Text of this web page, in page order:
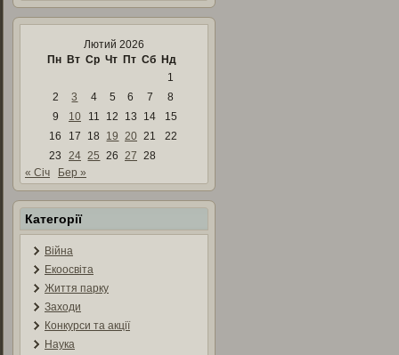
Лютий 2026
Пн Вт Ср Чт Пт Сб Нд
1
2
3 4 5 6 7
8
9
10 11 12 13 14
15
16
17 18 19 20 21
22
23
24 25 26 27
28
« Січ
Бер »
Категорії
Війна
Екоосвіта
Життя парку
Заходи
Конкурси та акції
Наука